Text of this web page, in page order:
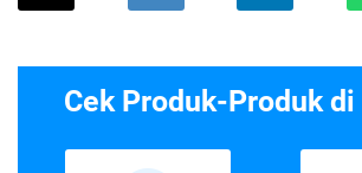
Cek Produk-Produk